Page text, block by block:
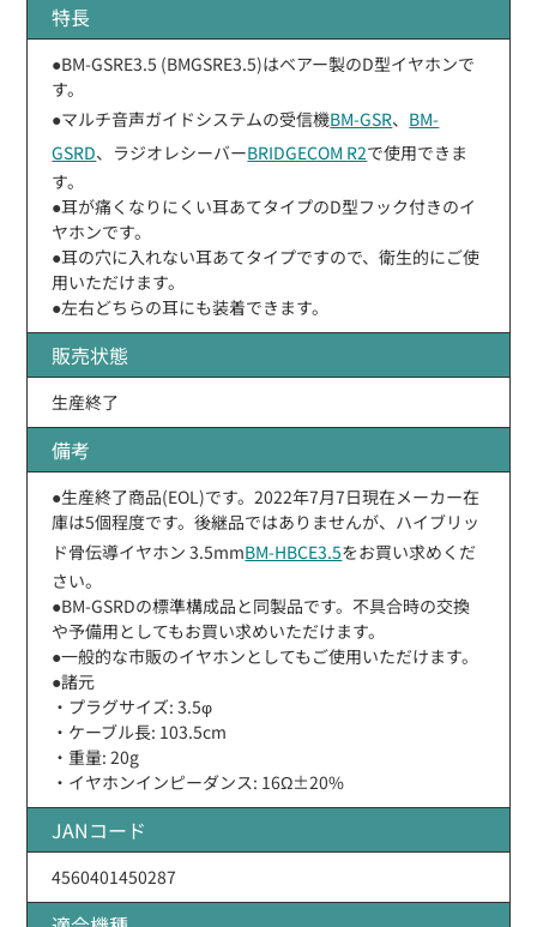
特長
●BM-GSRE3.5 (BMGSRE3.5)はベアー製のD型イヤホンで
す。
●マルチ音声ガイドシステムの受信機BM-GSR、 BM-
GSRD、ラジオレシーバーBRIDGECOM R2で使用できま
す。
●耳が痛くなりにくい耳あてタイプのD型フック付きのイ
ヤホンです。
●耳の穴に入れない耳あてタイプですので、衛生的にご使
用いただけます。
●左右どちらの耳にも装着できます。
販売状態
生産終了
備考
●生産終了商品(EOL)です。2022年7月7日現在メーカー在
庫は5個程度です。後継品ではありませんが、ハイブリッ
ド骨伝導イヤホン 3.5mmBM-HBCE3.5をお買い求めくだ
さい。
●BM-GSRDの標準構成品と同製品です。不具合時の交換
や予備用としてもお買い求めいただけます。
●一般的な市販のイヤホンとしてもご使用いただけます。
●諸元
・プラグサイズ: 3.5φ
・ケーブル長: 103.5cm
・重量: 20g
・イヤホンインピーダンス: 16Ω±20%
JANコード
4560401450287